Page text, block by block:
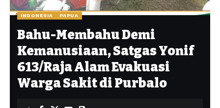
INDONESIA PAPUA
Bahu-Membahu Demi
Kemanusiaan, Satgas Yonif
613/Raja Alam Evakuasi
Warga Sakit di Purbalo